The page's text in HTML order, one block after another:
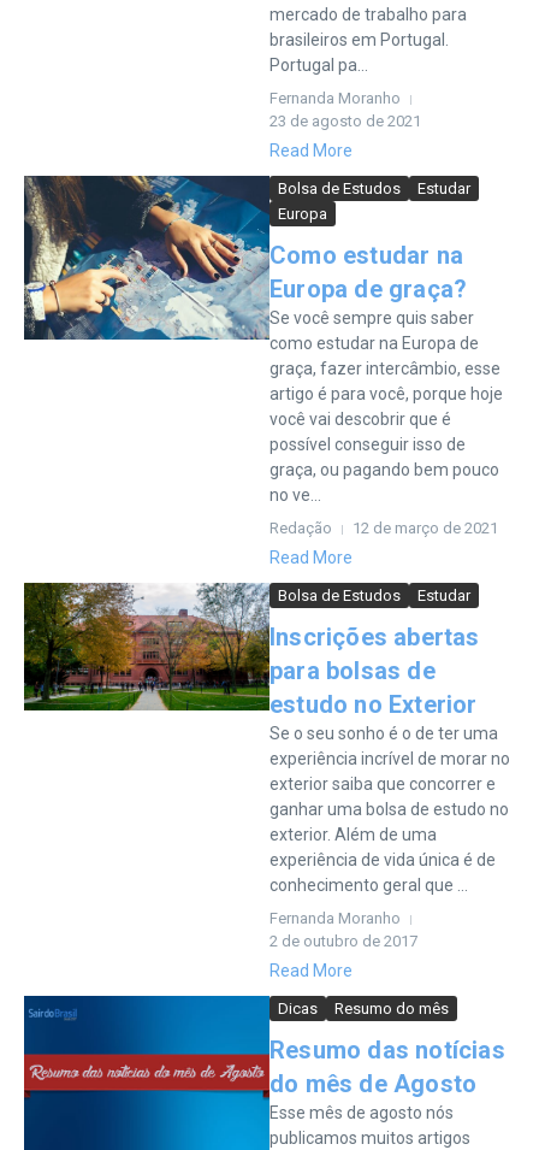
mercado de trabalho para
brasileiros em Portugal.
Portugal pa...
Fernanda Moranho
23 de agosto de 2021
Read More
Bolsa de Estudos
Estudar
Europa
Como estudar na
Europa de graça?
Se você sempre quis saber
como estudar na Europa de
graça, fazer intercâmbio, esse
artigo é para você, porque hoje
você vai descobrir que é
possível conseguir isso de
graça, ou pagando bem pouco
no ve...
Redação 12 de março de 2021
Read More
Bolsa de Estudos Estudar
Inscrições abertas
para bolsas de
estudo no Exterior
Se o seu sonho é o de ter uma
experiência incrível de morar no
exterior saiba que concorrer e
ganhar uma bolsa de estudo no
exterior. Além de uma
experiência de vida única é de
conhecimento geral que ...
Fernanda Moranho
2 de outubro de 2017
Read More
Dicas Resumo do mês
Resumo das notícias
do mês de Agosto
Esse mês de agosto nós
publicamos muitos artigos